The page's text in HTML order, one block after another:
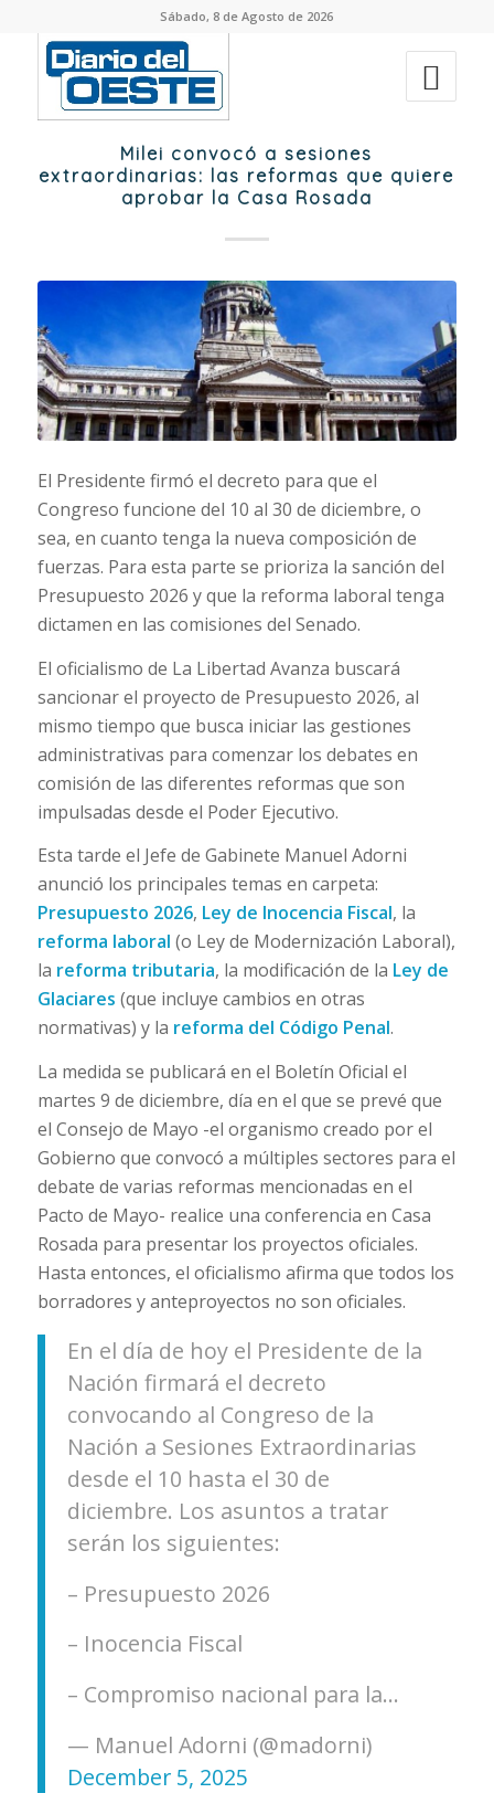
Sábado, 8 de Agosto de 2026
Milei convocó a sesiones
extraordinarias: las reformas que quiere
aprobar la Casa Rosada
El Presidente firmó el decreto para que el
Congreso funcione del 10 al 30 de diciembre, o
sea, en cuanto tenga la nueva composición de
fuerzas. Para esta parte se prioriza la sanción del
Presupuesto 2026 y que la reforma laboral tenga
dictamen en las comisiones del Senado.
El oficialismo de La Libertad Avanza buscará
sancionar el proyecto de Presupuesto 2026, al
mismo tiempo que busca iniciar las gestiones
administrativas para comenzar los debates en
comisión de las diferentes reformas que son
impulsadas desde el Poder Ejecutivo.
Esta tarde el Jefe de Gabinete Manuel Adorni
anunció los principales temas en carpeta:
Presupuesto 2026, Ley de Inocencia Fiscal, la
reforma laboral (o Ley de Modernización Laboral),
la reforma tributaria, la modificación de la Ley de
Glaciares (que incluye cambios en otras
normativas) y la reforma del Código Penal.
La medida se publicará en el Boletín Oficial el
martes 9 de diciembre, día en el que se prevé que
el Consejo de Mayo -el organismo creado por el
Gobierno que convocó a múltiples sectores para el
debate de varias reformas mencionadas en el
Pacto de Mayo- realice una conferencia en Casa
Rosada para presentar los proyectos oficiales.
Hasta entonces, el oficialismo afirma que todos los
borradores y anteproyectos no son oficiales.
En el día de hoy el Presidente de la
Nación firmará el decreto
convocando al Congreso de la
Nación a Sesiones Extraordinarias
desde el 10 hasta el 30 de
diciembre. Los asuntos a tratar
serán los siguientes:
– Presupuesto 2026
– Inocencia Fiscal
– Compromiso nacional para la…
— Manuel Adorni (@madorni)
December 5, 2025